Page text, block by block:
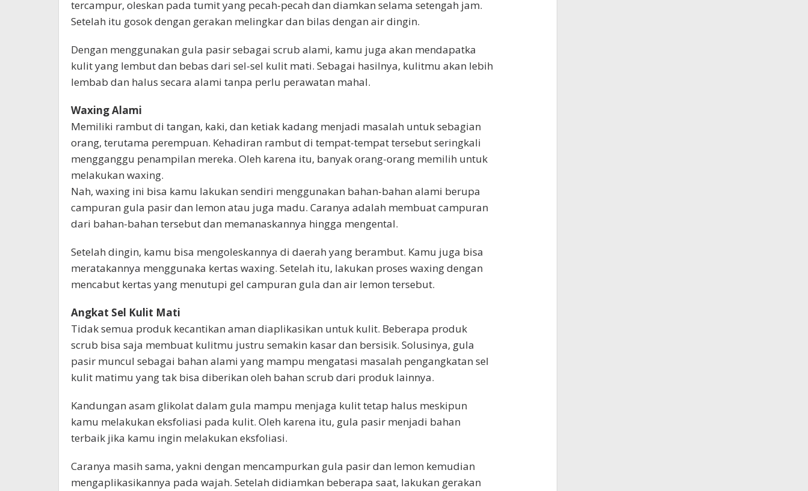
tercampur, oleskan pada tumit yang pecah-pecah dan diamkan selama setengah jam.
Setelah itu gosok dengan gerakan melingkar dan bilas dengan air dingin.
Dengan menggunakan gula pasir sebagai scrub alami, kamu juga akan mendapatka
kulit yang lembut dan bebas dari sel-sel kulit mati. Sebagai hasilnya, kulitmu akan lebih
lembab dan halus secara alami tanpa perlu perawatan mahal.
Waxing Alami
Memiliki rambut di tangan, kaki, dan ketiak kadang menjadi masalah untuk sebagian
orang, terutama perempuan. Kehadiran rambut di tempat-tempat tersebut seringkali
mengganggu penampilan mereka. Oleh karena itu, banyak orang-orang memilih untuk
melakukan waxing.
Nah, waxing ini bisa kamu lakukan sendiri menggunakan bahan-bahan alami berupa
campuran gula pasir dan lemon atau juga madu. Caranya adalah membuat campuran
dari bahan-bahan tersebut dan memanaskannya hingga mengental.
Setelah dingin, kamu bisa mengoleskannya di daerah yang berambut. Kamu juga bisa
meratakannya menggunaka kertas waxing. Setelah itu, lakukan proses waxing dengan
mencabut kertas yang menutupi gel campuran gula dan air lemon tersebut.
Angkat Sel Kulit Mati
Tidak semua produk kecantikan aman diaplikasikan untuk kulit. Beberapa produk
scrub bisa saja membuat kulitmu justru semakin kasar dan bersisik. Solusinya, gula
pasir muncul sebagai bahan alami yang mampu mengatasi masalah pengangkatan sel
kulit matimu yang tak bisa diberikan oleh bahan scrub dari produk lainnya.
Kandungan asam glikolat dalam gula mampu menjaga kulit tetap halus meskipun
kamu melakukan eksfoliasi pada kulit. Oleh karena itu, gula pasir menjadi bahan
terbaik jika kamu ingin melakukan eksfoliasi.
Caranya masih sama, yakni dengan mencampurkan gula pasir dan lemon kemudian
mengaplikasikannya pada wajah. Setelah didiamkan beberapa saat, lakukan gerakan